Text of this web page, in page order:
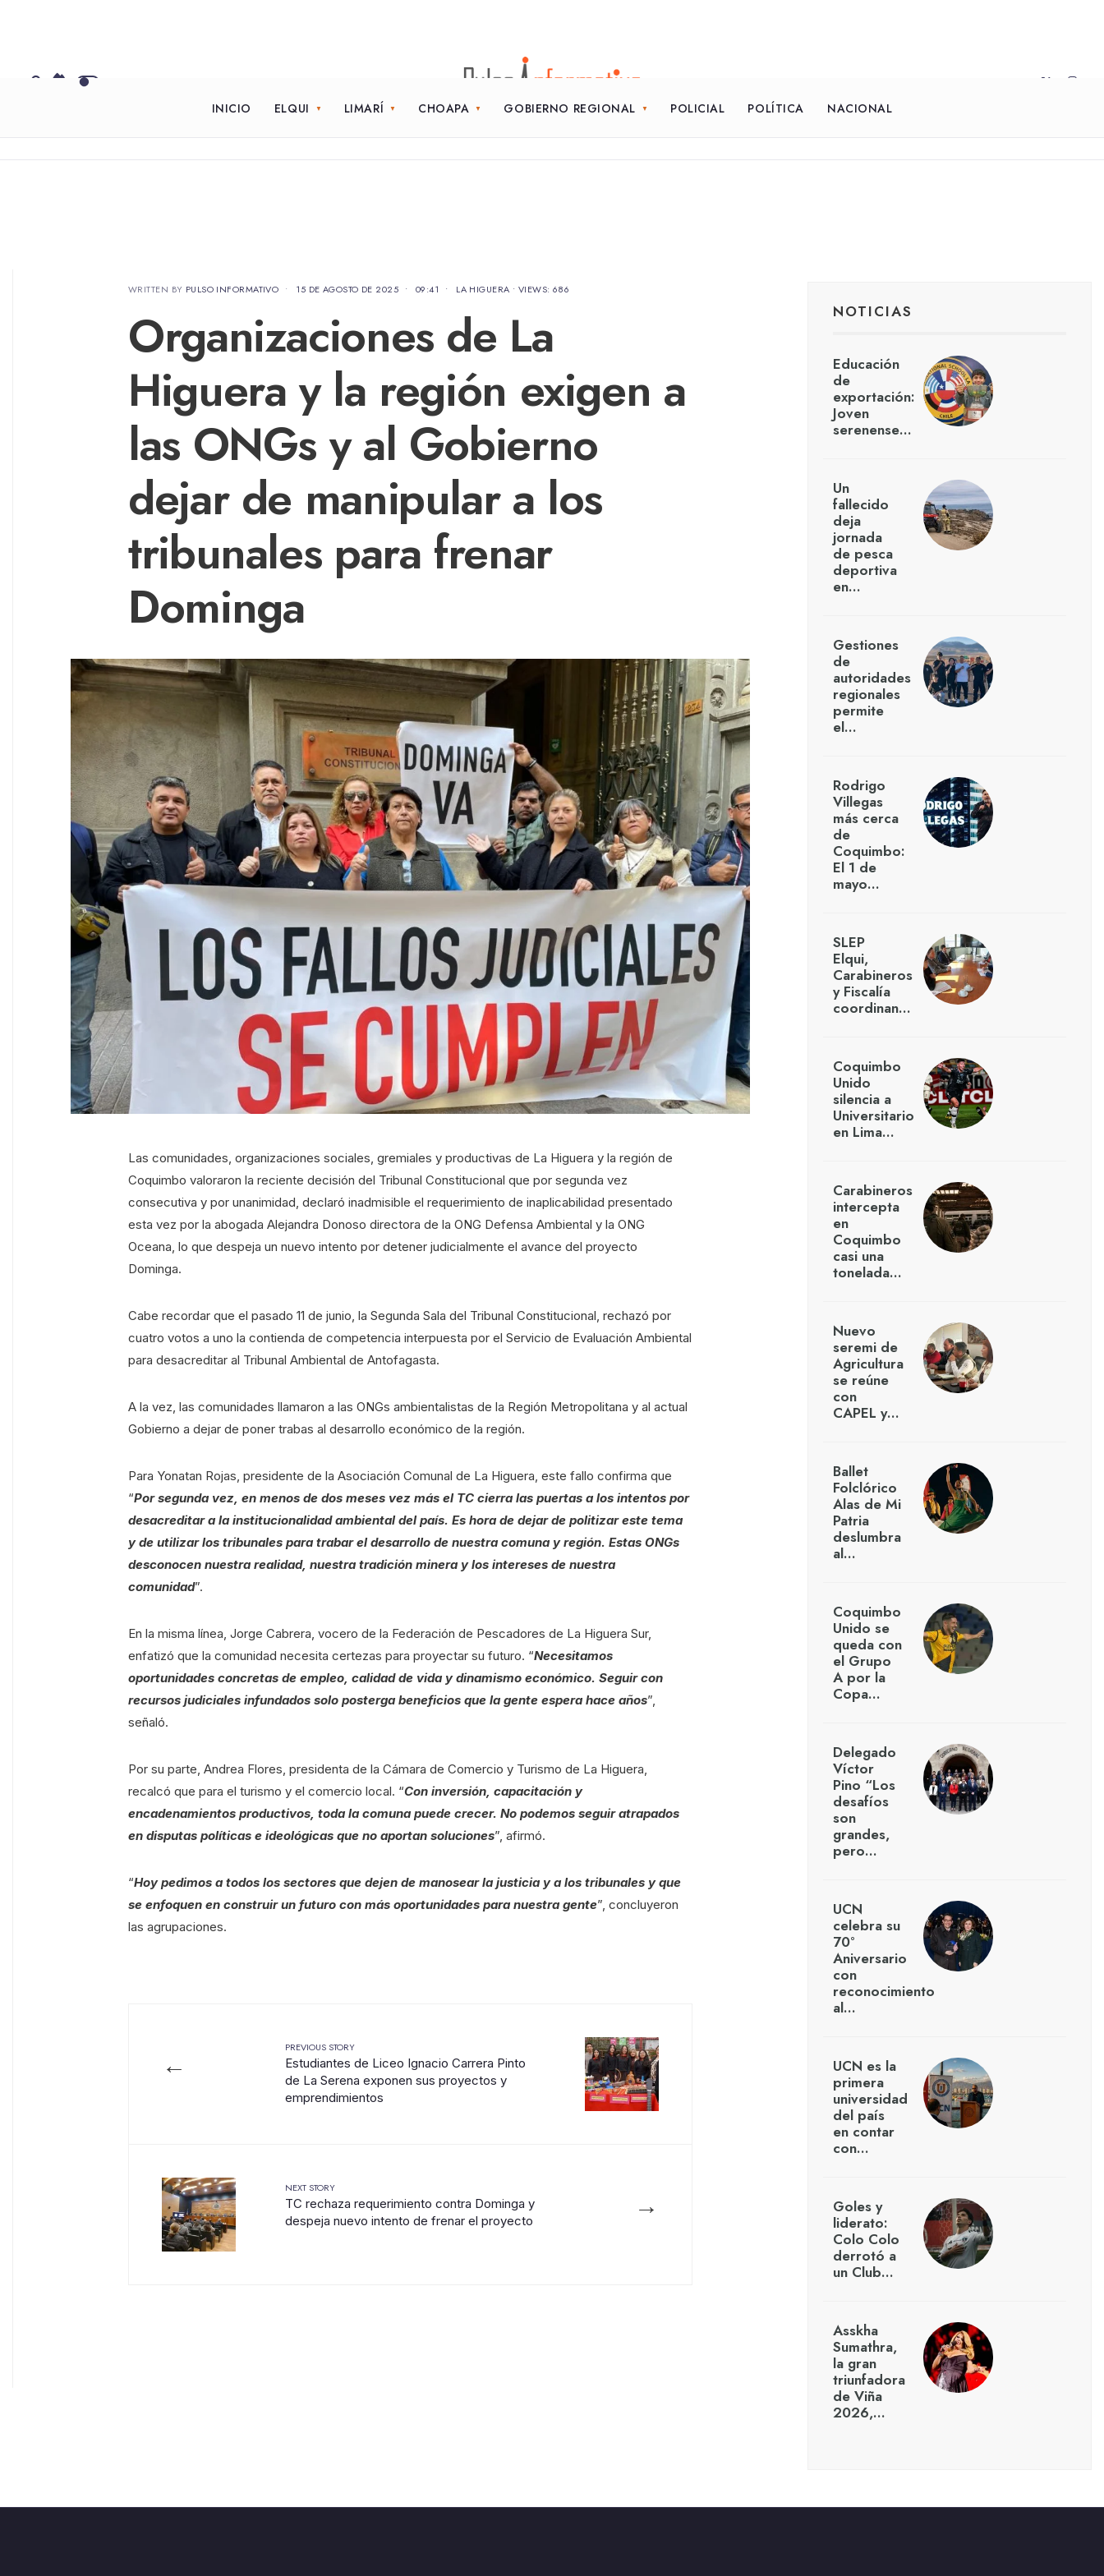
INICIO ELQUI LIMARÍ CHOAPA GOBIERNO REGIONAL POLICIAL POLÍTICA NACIONAL
WRITTEN BY PULSO INFORMATIVO • 15 DE AGOSTO DE 2025 • 09:41 • LA HIGUERA • VIEWS: 686
Organizaciones de La
Higuera y la región exigen a
las ONGs y al Gobierno
dejar de manipular a los
tribunales para frenar
Dominga
Las comunidades, organizaciones sociales, gremiales y productivas de La Higuera y la región de
Coquimbo valoraron la reciente decisión del Tribunal Constitucional que por segunda vez
consecutiva y por unanimidad, declaró inadmisible el requerimiento de inaplicabilidad presentado
esta vez por la abogada Alejandra Donoso directora de la ONG Defensa Ambiental y la ONG
Oceana, lo que despeja un nuevo intento por detener judicialmente el avance del proyecto
Dominga.
Cabe recordar que el pasado 11 de junio, la Segunda Sala del Tribunal Constitucional, rechazó por
cuatro votos a uno la contienda de competencia interpuesta por el Servicio de Evaluación Ambiental
para desacreditar al Tribunal Ambiental de Antofagasta.
A la vez, las comunidades llamaron a las ONGs ambientalistas de la Región Metropolitana y al actual
Gobierno a dejar de poner trabas al desarrollo económico de la región.
Para Yonatan Rojas, presidente de la Asociación Comunal de La Higuera, este fallo confirma que
“Por segunda vez, en menos de dos meses vez más el TC cierra las puertas a los intentos por
desacreditar a la institucionalidad ambiental del país. Es hora de dejar de politizar este tema
y de utilizar los tribunales para trabar el desarrollo de nuestra comuna y región. Estas ONGs
desconocen nuestra realidad, nuestra tradición minera y los intereses de nuestra
comunidad”.
En la misma línea, Jorge Cabrera, vocero de la Federación de Pescadores de La Higuera Sur,
enfatizó que la comunidad necesita certezas para proyectar su futuro. “Necesitamos
oportunidades concretas de empleo, calidad de vida y dinamismo económico. Seguir con
recursos judiciales infundados solo posterga beneficios que la gente espera hace años”,
señaló.
Por su parte, Andrea Flores, presidenta de la Cámara de Comercio y Turismo de La Higuera,
recalcó que para el turismo y el comercio local. “Con inversión, capacitación y
encadenamientos productivos, toda la comuna puede crecer. No podemos seguir atrapados
en disputas políticas e ideológicas que no aportan soluciones”, afirmó.
“Hoy pedimos a todos los sectores que dejen de manosear la justicia y a los tribunales y que
se enfoquen en construir un futuro con más oportunidades para nuestra gente”, concluyeron
las agrupaciones.
←
PREVIOUS STORY
Estudiantes de Liceo Ignacio Carrera Pinto
de La Serena exponen sus proyectos y
emprendimientos
→
NEXT STORY
TC rechaza requerimiento contra Dominga y
despeja nuevo intento de frenar el proyecto
NOTICIAS
Educación
de
exportación:
Joven
serenense…
Un
fallecido
deja
jornada
de pesca
deportiva
en…
Gestiones
de
autoridades
regionales
permite
el…
Rodrigo
Villegas
más cerca
de
Coquimbo:
El 1 de
mayo…
SLEP
Elqui,
Carabineros
y Fiscalía
coordinan…
Coquimbo
Unido
silencia a
Universitario
en Lima…
Carabineros
intercepta
en
Coquimbo
casi una
tonelada…
Nuevo
seremi de
Agricultura
se reúne
con
CAPEL y…
Ballet
Folclórico
Alas de Mi
Patria
deslumbra
al…
Coquimbo
Unido se
queda con
el Grupo
A por la
Copa…
Delegado
Víctor
Pino “Los
desafíos
son
grandes,
pero…
UCN
celebra su
70°
Aniversario
con
reconocimiento
al…
UCN es la
primera
universidad
del país
en contar
con…
Goles y
liderato:
Colo Colo
derrotó a
un Club…
Asskha
Sumathra,
la gran
triunfadora
de Viña
2026,…